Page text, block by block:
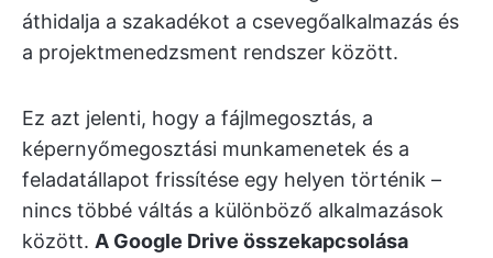
áthidalja a szakadékot a csevegőalkalmazás és
a projektmenedzsment rendszer között.
Ez azt jelenti, hogy a fájlmegosztás, a
képernyőmegosztási munkamenetek és a
feladatállapot frissítése egy helyen történik –
nincs többé váltás a különböző alkalmazások
között. A Google Drive összekapcsolása